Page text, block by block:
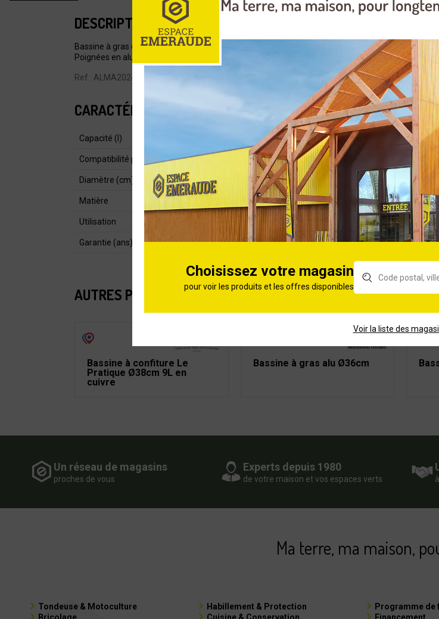
DESCRIPTION
Bassine à gras et confiture AGNELLI en aluminium. Diamètre 40 cm. Hauteur : 17 cm.
Poignées en alu.
Ref : ALMA20240
CARACTÉRISTIQUES
Capacité (l)
Compatibilité pour cuisson Tous
Diamètre (cm)
Matière
Utilisation Faire ses
Garantie (ans)
AUTRES PRODUITS DE LA CATÉGORIE
Bassine à confiture Le
Pratique Ø38cm 9L en
cuivre
Bassine à gras alu Ø36cm
Un réseau de magasins
proches de vous
Experts depuis 1980
de votre maison et vos espaces verts
Ma terre, ma maison,
Tondeuse & Motoculture
Habillement & Protection
Programme de
Choisissez votre magasin
pour voir les produits et les offres disponibles
Voir la liste des